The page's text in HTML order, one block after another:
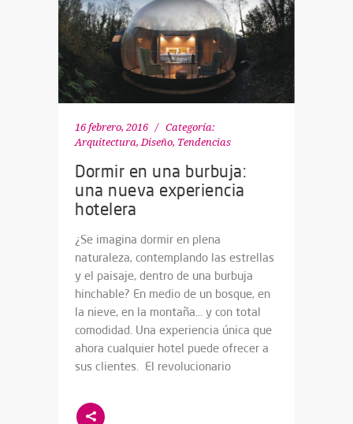
16 febrero, 2016
Categoría:
Arquitectura, Diseño, Tendencias
Dormir en una burbuja:
una nueva experiencia
hotelera
¿Se imagina dormir en plena
naturaleza, contemplando las estrellas
y el paisaje, dentro de una burbuja
hinchable? En medio de un bosque, en
la nieve, en la montaña… y con total
comodidad. Una experiencia única que
ahora cualquier hotel puede ofrecer a
sus clientes. El revolucionario